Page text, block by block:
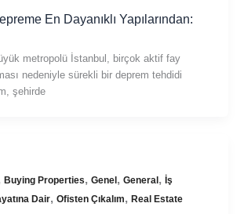
En Dayanıklı Yapılarından:
metropolü İstanbul, birçok aktif fay
nedeniyle sürekli bir deprem tehdidi
şehirde
Buying Properties, Genel, General, İş
Dair, Ofisten Çıkalım, Real Estate